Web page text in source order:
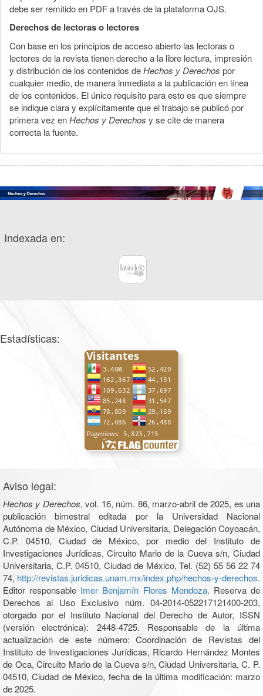
debe ser remitido en PDF a través de la plataforma OJS.
Derechos de lectoras o lectores
Con base en los principios de acceso abierto las lectoras o
lectores de la revista tienen derecho a la libre lectura, impresión
y distribución de los contenidos deHechos y Derechos por
cualquier medio, de manera inmediata a la publicación en línea
de los contenidos. El único requisito para esto es que siempre
se indique clara y explícitamente que el trabajo se publicó por
primera vez enHechos y Derechos y se cite de manera
correcta la fuente.
Indexada en:
Estadísticas:
Aviso legal:
Hechos y Derechos, vol. 16, núm. 86, marzo-abril de 2025, es una
publicación bimestral editada por la Universidad Nacional
Autónoma de México, Ciudad Universitaria, Delegación Coyoacán,
C.P. 04510, Ciudad de México, por medio del Instituto de
Investigaciones Jurídicas, Circuito Mario de la Cueva s/n, Ciudad
Universitaria, C.P. 04510, Ciudad de México, Tel. (52) 55 56 22 74
74, http://revistas.juridicas.unam.mx/index.php/hechos-y-derechos.
Editor responsable Imer Benjamín Flores Mendoza. Reserva de
Derechos al Uso Exclusivo núm. 04-2014-052217121400-203,
otorgado por el Instituto Nacional del Derecho de Autor, ISSN
(versión electrónica): 2448-4725. Responsable de la última
actualización de este número: Coordinación de Revistas del
Instituto de Investigaciones Jurídicas, Ricardo Hernández Montes
de Oca, Circuito Mario de la Cueva s/n, Ciudad Universitaria, C. P.
04510, Ciudad de México, fecha de la última modificación: marzo
de 2025.